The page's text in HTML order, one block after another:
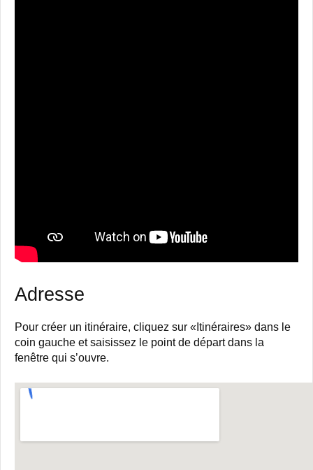
Adresse
Pour créer un itinéraire, cliquez sur «Itinéraires» dans le
coin gauche et saisissez le point de départ dans la
fenêtre qui s’ouvre.